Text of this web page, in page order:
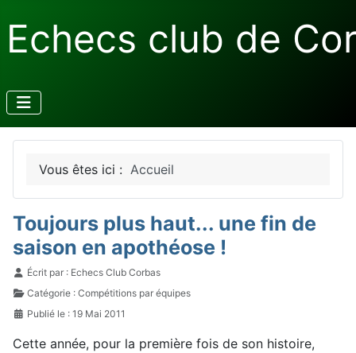
Echecs club de
Vous êtes ici : Accueil
Toujours plus haut... une fin de
saison en apothéose !
Détails
Écrit par : Echecs Club Corbas
Catégorie : Compétitions par équipes
Publié le : 19 Mai 2011
Cette année, pour la première fois de son histoire,